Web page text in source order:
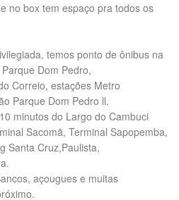
no box tem espaço pra todos os
temos ponto de ônibus na
Dom Pedro,
Correio, estações Metro
Parque Dom Pedro ll.
minutos do Largo do Cambuci
Sacomã, Terminal Sapopemba,
Santa Cruz,Paulista,
açougues e muitas